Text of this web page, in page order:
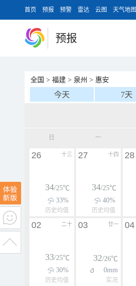
首页 预报 预警 雷达 云图 天气地图
预报
全国 > 福建 > 泉州 > 惠安
今天 7天
日 一
十三
26
34/25℃
33%
历史均值
十四
27
34/25℃
40%
历史均值
28
二十
02
33/25℃
30%
历史均值
廿一
03
32/26℃
0mm
实况
04